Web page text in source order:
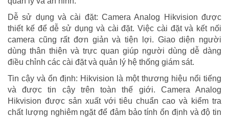
Dễ sử dụng và cài đặt: Camera Analog Hikvision được
thiết kế để dễ sử dụng và cài đặt. Việc cài đặt và kết nối
camera cũng rất đơn giản và tiện lợi. Giao diện người
dùng thân thiện và trực quan giúp người dùng dễ dàng
điều chỉnh các cài đặt và quản lý hệ thống giám sát.
Tin cậy và ổn định: Hikvision là một thương hiệu nổi tiếng
và được tin cậy trên toàn thế giới. Camera Analog
Hikvision được sản xuất với tiêu chuẩn cao và kiểm tra
chất lượng nghiêm ngặt để đảm bảo tính ổn định và độ tin